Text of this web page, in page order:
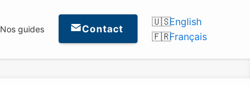
Nos guides Contact
English
Français